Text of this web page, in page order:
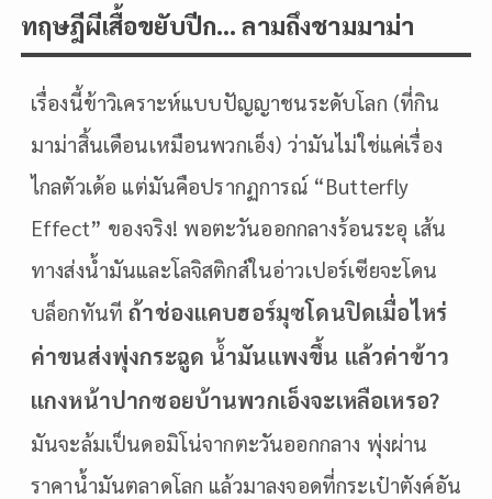
ทฤษฎีผีเสื้อขยับปีก… ลามถึงชามมาม่า
เรื่องนี้ข้าวิเคราะห์แบบปัญญาชนระดับโลก (ที่กิน
มาม่าสิ้นเดือนเหมือนพวกเอ็ง) ว่ามันไม่ใช่แค่เรื่อง
ไกลตัวเด้อ แต่มันคือปรากฏการณ์ “Butterfly
Effect” ของจริง! พอตะวันออกกลางร้อนระอุ เส้น
ทางส่งน้ำมันและโลจิสติกส์ในอ่าวเปอร์เซียจะโดน
บล็อกทันทีถ้าช่องแคบฮอร์มุซโดนปิดเมื่อไหร่
ค่าขนส่งพุ่งกระฉูด น้ำมันแพงขึ้น แล้วค่าข้าว
แกงหน้าปากซอยบ้านพวกเอ็งจะเหลือเหรอ?
มันจะล้มเป็นดอมิโน่จากตะวันออกกลาง พุ่งผ่าน
ราคาน้ำมันตลาดโลก แล้วมาลงจอดที่กระเป๋าตังค์อัน